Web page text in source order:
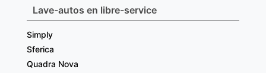
Lave-autos en libre-service
Simply
Sferica
Quadra Nova